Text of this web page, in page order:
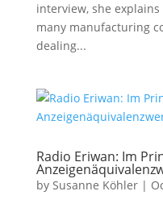
interview, she
many manufacturing
dealing...
Radio Eriwan: Im
by Susanne Köhler|